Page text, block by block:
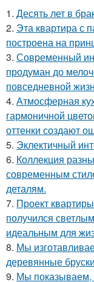
1. Десять лет в
2. Эта квартира с
построена на
3. Современный
продуман до
повседневной
4. Атмосферная
гармоничной
оттенки создают
5. Эклектичный
6. Коллекция
современным
деталям.
7. Проект
получился
идеальным для
8. Мы
деревянные
9. Мы показываем,